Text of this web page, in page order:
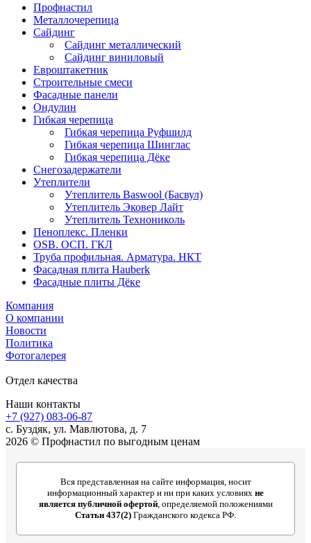
Профнастил
Металлочерепица
Сайдинг
Сайдинг металлический
Сайдинг виниловый
Евроштакетник
Строительные смеси
Фасадные панели
Ондулин
Гибкая черепица
Гибкая черепица Руфшилд
Гибкая черепица Шинглас
Гибкая черепица Дёке
Снегозадержатели
Утеплители
Утеплитель Baswool (Басвул)
Утеплитель Эковер Лайт
Утеплитель Технониколь
Пеноплекс. Пленки
OSB. ОСП. ГКЛ
Труба профильная. Арматура. НКТ
Фасадная плита Hauberk
Фасадные плиты Дёке
Компания
О компании
Новости
Политика
Фотогалерея
Отдел качества
Наши контакты
+7 (927) 083-06-87
c. Буздяк, ул. Мавлютова, д. 7
2026 © Профнастил по выгодным ценам
Вся представленная на сайте информация, носит
информационный характер и ни при каких условиях не
является публичной офертой, определяемой положениями
Статьи 437(2) Гражданского кодекса РФ.